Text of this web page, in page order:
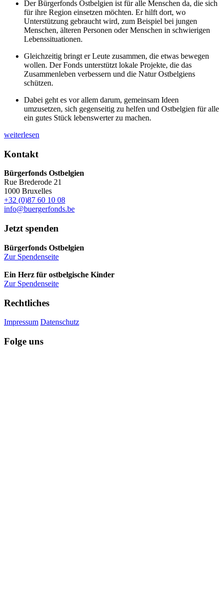
Der Bürgerfonds Ostbelgien ist für alle Menschen da, die sich
für ihre Region einsetzen möchten. Er hilft dort, wo
Unterstützung gebraucht wird, zum Beispiel bei jungen
Menschen, älteren Personen oder Menschen in schwierigen
Lebenssituationen.
Gleichzeitig bringt er Leute zusammen, die etwas bewegen
wollen. Der Fonds unterstützt lokale Projekte, die das
Zusammenleben verbessern und die Natur Ostbelgiens
schützen.
Dabei geht es vor allem darum, gemeinsam Ideen
umzusetzen, sich gegenseitig zu helfen und Ostbelgien für alle
ein gutes Stück lebenswerter zu machen.
weiterlesen
Kontakt
Bürgerfonds Ostbelgien
Rue Brederode 21
1000 Bruxelles
+32 (0)87 60 10 08
info@buergerfonds.be
Jetzt spenden
Bürgerfonds Ostbelgien
Zur Spendenseite
Ein Herz für ostbelgische Kinder
Zur Spendenseite
Rechtliches
Impressum Datenschutz
Folge uns